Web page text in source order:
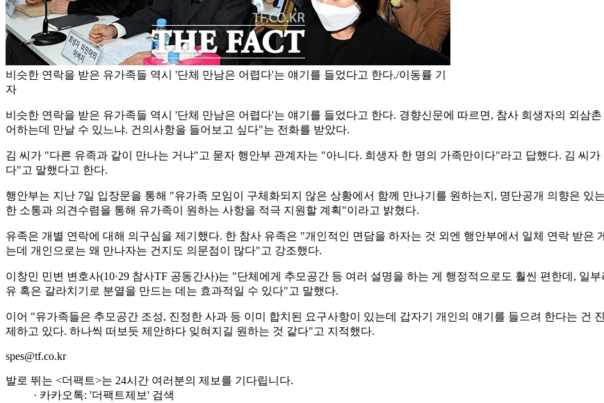
비슷한 연락을 받은 유가족들 역시 '단체 만남은 어렵다'는 얘기를 들었다고 한다./이동률 기
자
비슷한 연락을 받은 유가족들 역시 '단체 만남은 어렵다'는 얘기를 들었다고 한다. 경향신문에 따르면, 참사 희생자의 외삼
어하는데 만날 수 있느냐. 건의사항을 들어보고 싶다"는 전화를 받았다.
김 씨가 "다른 유족과 같이 만나는 거냐"고 묻자 행안부 관계자는 "아니다. 희생자 한 명의 가족만이다"라고 답했다. 김 씨
다"고 말했다고 한다.
행안부는 지난 7일 입장문을 통해 "유가족 모임이 구체화되지 않은 상황에서 함께 만나기를 원하는지, 명단공개 의향은
한 소통과 의견수렴을 통해 유가족이 원하는 사항을 적극 지원할 계획"이라고 밝혔다.
유족은 개별 연락에 대해 의구심을 제기했다. 한 참사 유족은 "개인적인 면담을 하자는 것 외엔 행안부에서 일체 연락 받은
는데 개인으로는 왜 만나자는 건지도 의문점이 많다"고 강조했다.
이창민 민변 변호사(10·29 참사TF 공동간사)는 "단체에게 추모공간 등 여러 설명을 하는 게 행정적으로도 훨씬 편한데, 일
유 혹은 갈라치기로 분열을 만드는 데는 효과적일 수 있다"고 말했다.
이어 "유가족들은 추모공간 조성, 진정한 사과 등 이미 합치된 요구사항이 있는데 갑자기 개인의 얘기를 들으려 한다는 건
제하고 있다. 하나씩 떠보듯 제안하다 잊혀지길 원하는 것 같다"고 지적했다.
spes@tf.co.kr
발로 뛰는 <더팩트>는 24시간 여러분의 제보를 기다립니다.
· 카카오톡: '더팩트제보' 검색